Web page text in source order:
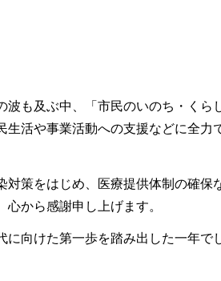
も及ぶ中、「市民のいのち・くら
生活や事業活動への支援などに全力
対策をはじめ、医療提供体制の確保
から感謝申し上げます。
に向けた第一歩を踏み出した一年で